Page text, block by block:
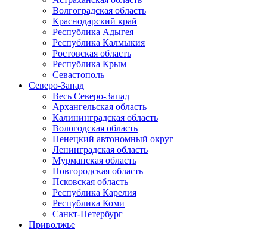
Волгоградская область
Краснодарский край
Республика Адыгея
Республика Калмыкия
Ростовская область
Республика Крым
Севастополь
Северо-Запад
Весь Северо-Запад
Архангельская область
Калининградская область
Вологодская область
Ненецкий автономный округ
Ленинградская область
Мурманская область
Новгородская область
Псковская область
Республика Карелия
Республика Коми
Санкт-Петербург
Приволжье